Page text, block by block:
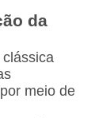
da
meio de